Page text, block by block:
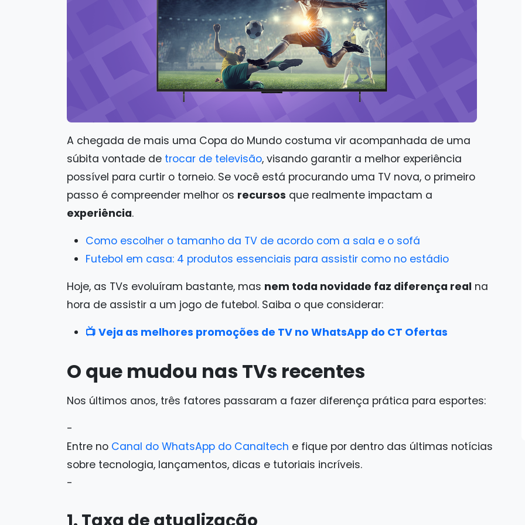
A chegada de mais uma Copa do Mundo costuma vir acompanhada de uma
súbita vontade de trocar de televisão, visando garantir a melhor experiência
possível para curtir o torneio. Se você está procurando uma TV nova, o primeiro
passo é compreender melhor os recursos que realmente impactam a
experiência.
Como escolher o tamanho da TV de acordo com a sala e o sofá
Futebol em casa: 4 produtos essenciais para assistir como no estádio
Hoje, as TVs evoluíram bastante, mas nem toda novidade faz diferença real na
hora de assistir a um jogo de futebol. Saiba o que considerar:
📺 Veja as melhores promoções de TV no WhatsApp do CT Ofertas
O que mudou nas TVs recentes
Nos últimos anos, três fatores passaram a fazer diferença prática para esportes:
-
Entre no Canal do WhatsApp do Canaltech e fique por dentro das últimas notícias
sobre tecnologia, lançamentos, dicas e tutoriais incríveis.
-